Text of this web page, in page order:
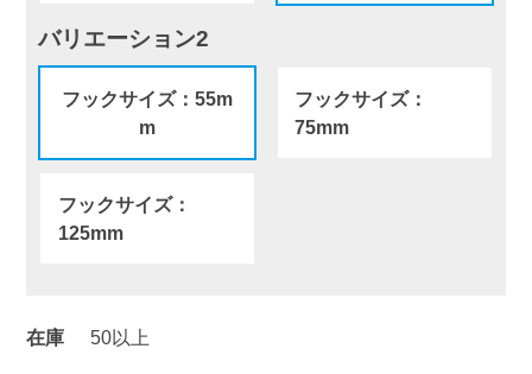
バリエーション2
フックサイズ：55m
m
フックサイズ：
75mm
フックサイズ：
125mm
在庫 50以上